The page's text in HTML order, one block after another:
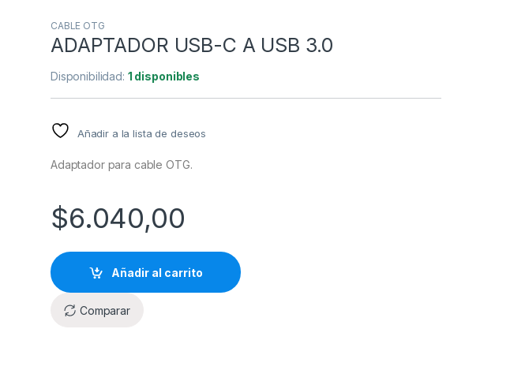
CABLE OTG
ADAPTADOR USB-C A USB 3.0
Disponibilidad: 1 disponibles
Añadir a la lista de deseos
Adaptador para cable OTG.
$6.040,00
Añadir al carrito
Comparar